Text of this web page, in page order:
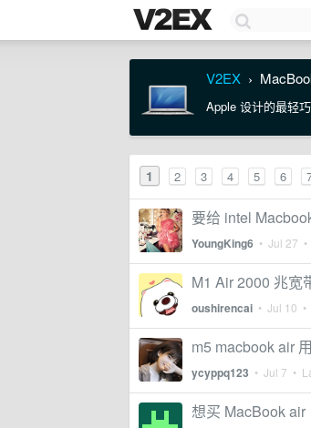
V2EX ›
Apple 设计的最轻
1 2 3 4 5 6
要给 intel
YoungKing6 • Jul 27
M1 Air 2000 兆宽
oushirencai • Jul 10
m5 macbook air
ycyppq123 • Jul 7 •
想买 MacBook air